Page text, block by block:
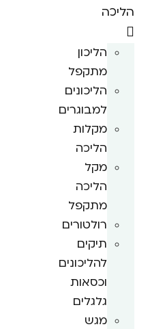
הליכה
הליכון
מתקפל
הליכונים
למבוגרים
מקלות
הליכה
מקל
הליכה
מתקפל
רולטורים
תיקים
להליכונים
וכסאות
גלגלים
מגש